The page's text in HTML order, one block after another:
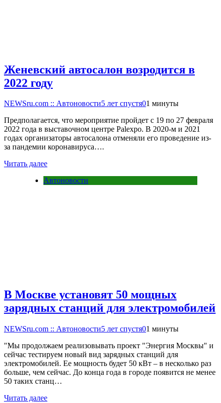
Женевский автосалон возродится в
2022 году
NEWSru.com :: Автоновости5 лет спустя01 минуты
Предполагается, что мероприятие пройдет с 19 по 27 февраля
2022 года в выставочном центре Palexpo. В 2020-м и 2021
годах организаторы автосалона отменяли его проведение из-
за пандемии коронавируса….
Читать далее
Автоновости
В Москве установят 50 мощных
зарядных станций для электромобилей
NEWSru.com :: Автоновости5 лет спустя01 минуты
"Мы продолжаем реализовывать проект "Энергия Москвы" и
сейчас тестируем новый вид зарядных станций для
электромобилей. Ее мощность будет 50 кВт – в несколько раз
больше, чем сейчас. До конца года в городе появится не менее
50 таких станц…
Читать далее